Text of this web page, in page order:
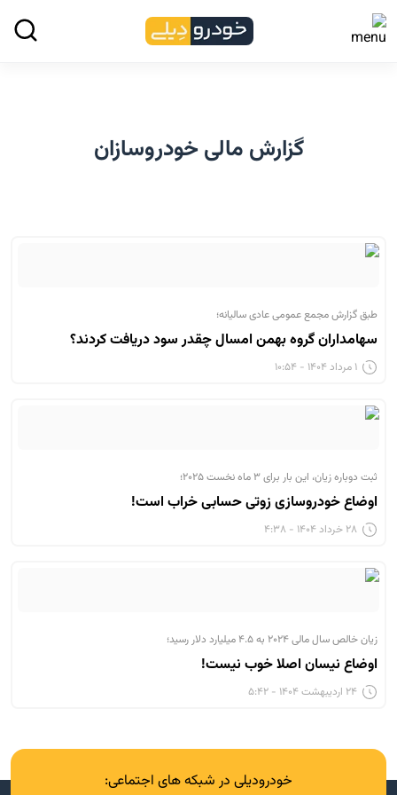
گزارش مالی خودروسازان
طبق گزارش مجمع عمومی عادی سالیانه؛
سهامداران گروه بهمن امسال چقدر سود دریافت کردند؟
۱ مرداد ۱۴۰۴ - ۱۰:۵۴
ثبت دوباره زیان، این بار برای ۳ ماه نخست ۲۰۲۵؛
اوضاع خودروسازی زوتی حسابی خراب است!
۲۸ خرداد ۱۴۰۴ - ۴:۳۸
زیان خالص سال مالی ۲۰۲۴ به ۴.۵ میلیارد دلار رسید؛
اوضاع نیسان اصلا خوب نیست!
۲۴ اردیبهشت ۱۴۰۴ - ۵:۴۲
خودرودیلی در شبکه های اجتماعی: